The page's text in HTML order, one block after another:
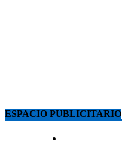
ESPACIO PUBLICITARIO